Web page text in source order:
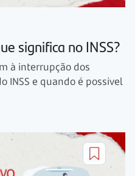
significa no INSS?
à interrupção dos
INSS e quando é possível